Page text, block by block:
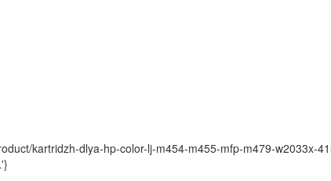
kartridzh-dlya-hp-color-lj-m454-m455-mfp-m479-w2033x-